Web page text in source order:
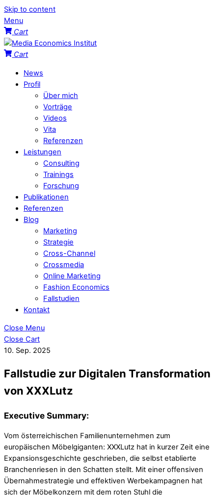
Skip to content
Menu
Cart
Cart
News
Profil
Über mich
Vorträge
Videos
Vita
Referenzen
Leistungen
Consulting
Trainings
Forschung
Publikationen
Referenzen
Blog
Marketing
Strategie
Cross-Channel
Crossmedia
Online Marketing
Fashion Economics
Fallstudien
Kontakt
Close Menu
Close Cart
10. Sep. 2025
Fallstudie zur Digitalen Transformation
von XXXLutz
Executive Summary:
Vom österreichischen Familienunternehmen zum
europäischen Möbelgiganten: XXXLutz hat in kurzer Zeit eine
Expansionsgeschichte geschrieben, die selbst etablierte
Branchenriesen in den Schatten stellt. Mit einer offensiven
Übernahmestrategie und effektiven Werbekampagnen hat
sich der Möbelkonzern mit dem roten Stuhl die